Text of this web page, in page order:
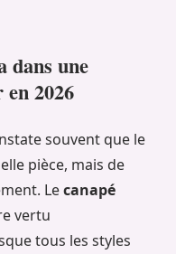
dans une
2026
souvent que le
pièce, mais de
Lecanapé
vertu
tous les styles